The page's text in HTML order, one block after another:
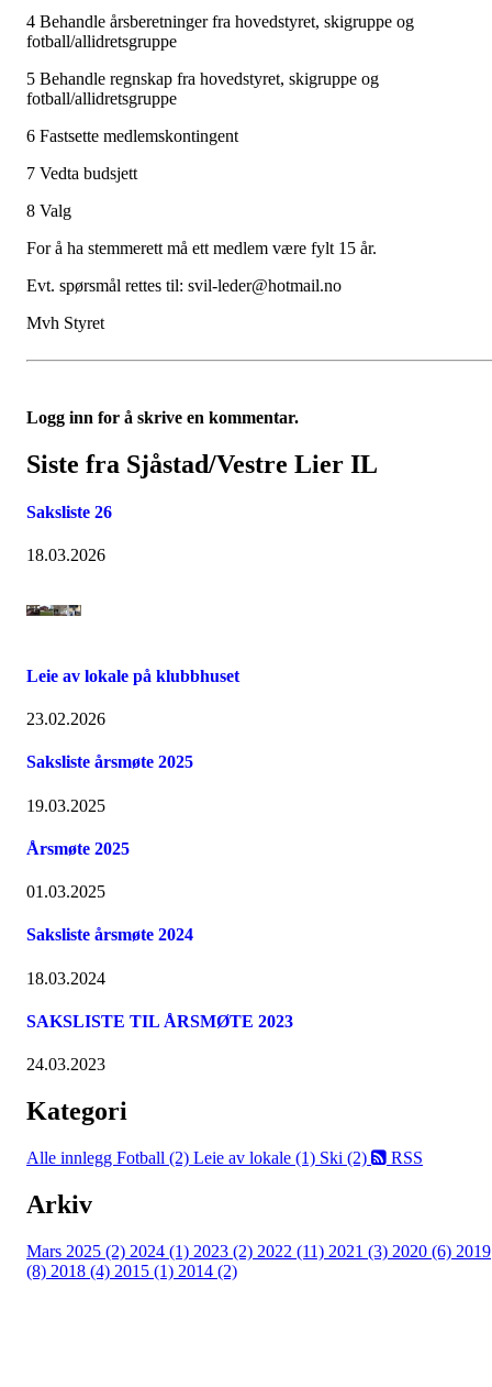
4 Behandle årsberetninger fra hovedstyret, skigruppe og
fotball/allidretsgruppe
5 Behandle regnskap fra hovedstyret, skigruppe og
fotball/allidretsgruppe
6 Fastsette medlemskontingent
7 Vedta budsjett
8 Valg
For å ha stemmerett må ett medlem være fylt 15 år.
Evt. spørsmål rettes til: svil-leder@hotmail.no
Mvh Styret
Logg inn for å skrive en kommentar.
Siste fra Sjåstad/Vestre Lier IL
Saksliste 26
18.03.2026
Leie av lokale på klubbhuset
23.02.2026
Saksliste årsmøte 2025
19.03.2025
Årsmøte 2025
01.03.2025
Saksliste årsmøte 2024
18.03.2024
SAKSLISTE TIL ÅRSMØTE 2023
24.03.2023
Kategori
Alle innlegg Fotball (2) Leie av lokale (1) Ski (2) RSS
Arkiv
Mars 2025 (2) 2024 (1) 2023 (2) 2022 (11) 2021 (3) 2020 (6) 2019
(8) 2018 (4) 2015 (1) 2014 (2)